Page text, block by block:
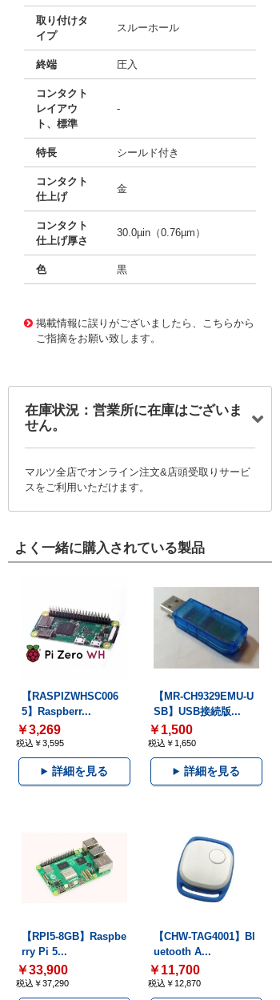
取り付けタ
イプ
スルーホール
終端 圧入
コンタクト
レイアウ
ト、標準
-
特長 シールド付き
コンタクト
仕上げ
金
コンタクト
仕上げ厚さ
30.0µin（0.76µm）
色 黒
掲載情報に誤りがございましたら、こちらから
ご指摘をお願い致します。
在庫状況：営業所に在庫はございま
せん。
マルツ全店でオンライン注文&店頭受取りサービ
スをご利用いただけます。
よく一緒に購入されている製品
【RASPIZWHSC006
5】Raspberr...
￥3,269
税込￥3,595
詳細を見る
【MR-CH9329EMU-U
SB】USB接続版...
￥1,500
税込￥1,650
詳細を見る
【RPI5-8GB】Raspbe
rry Pi 5...
￥33,900
税込￥37,290
【CHW-TAG4001】Bl
uetooth A...
￥11,700
税込￥12,870